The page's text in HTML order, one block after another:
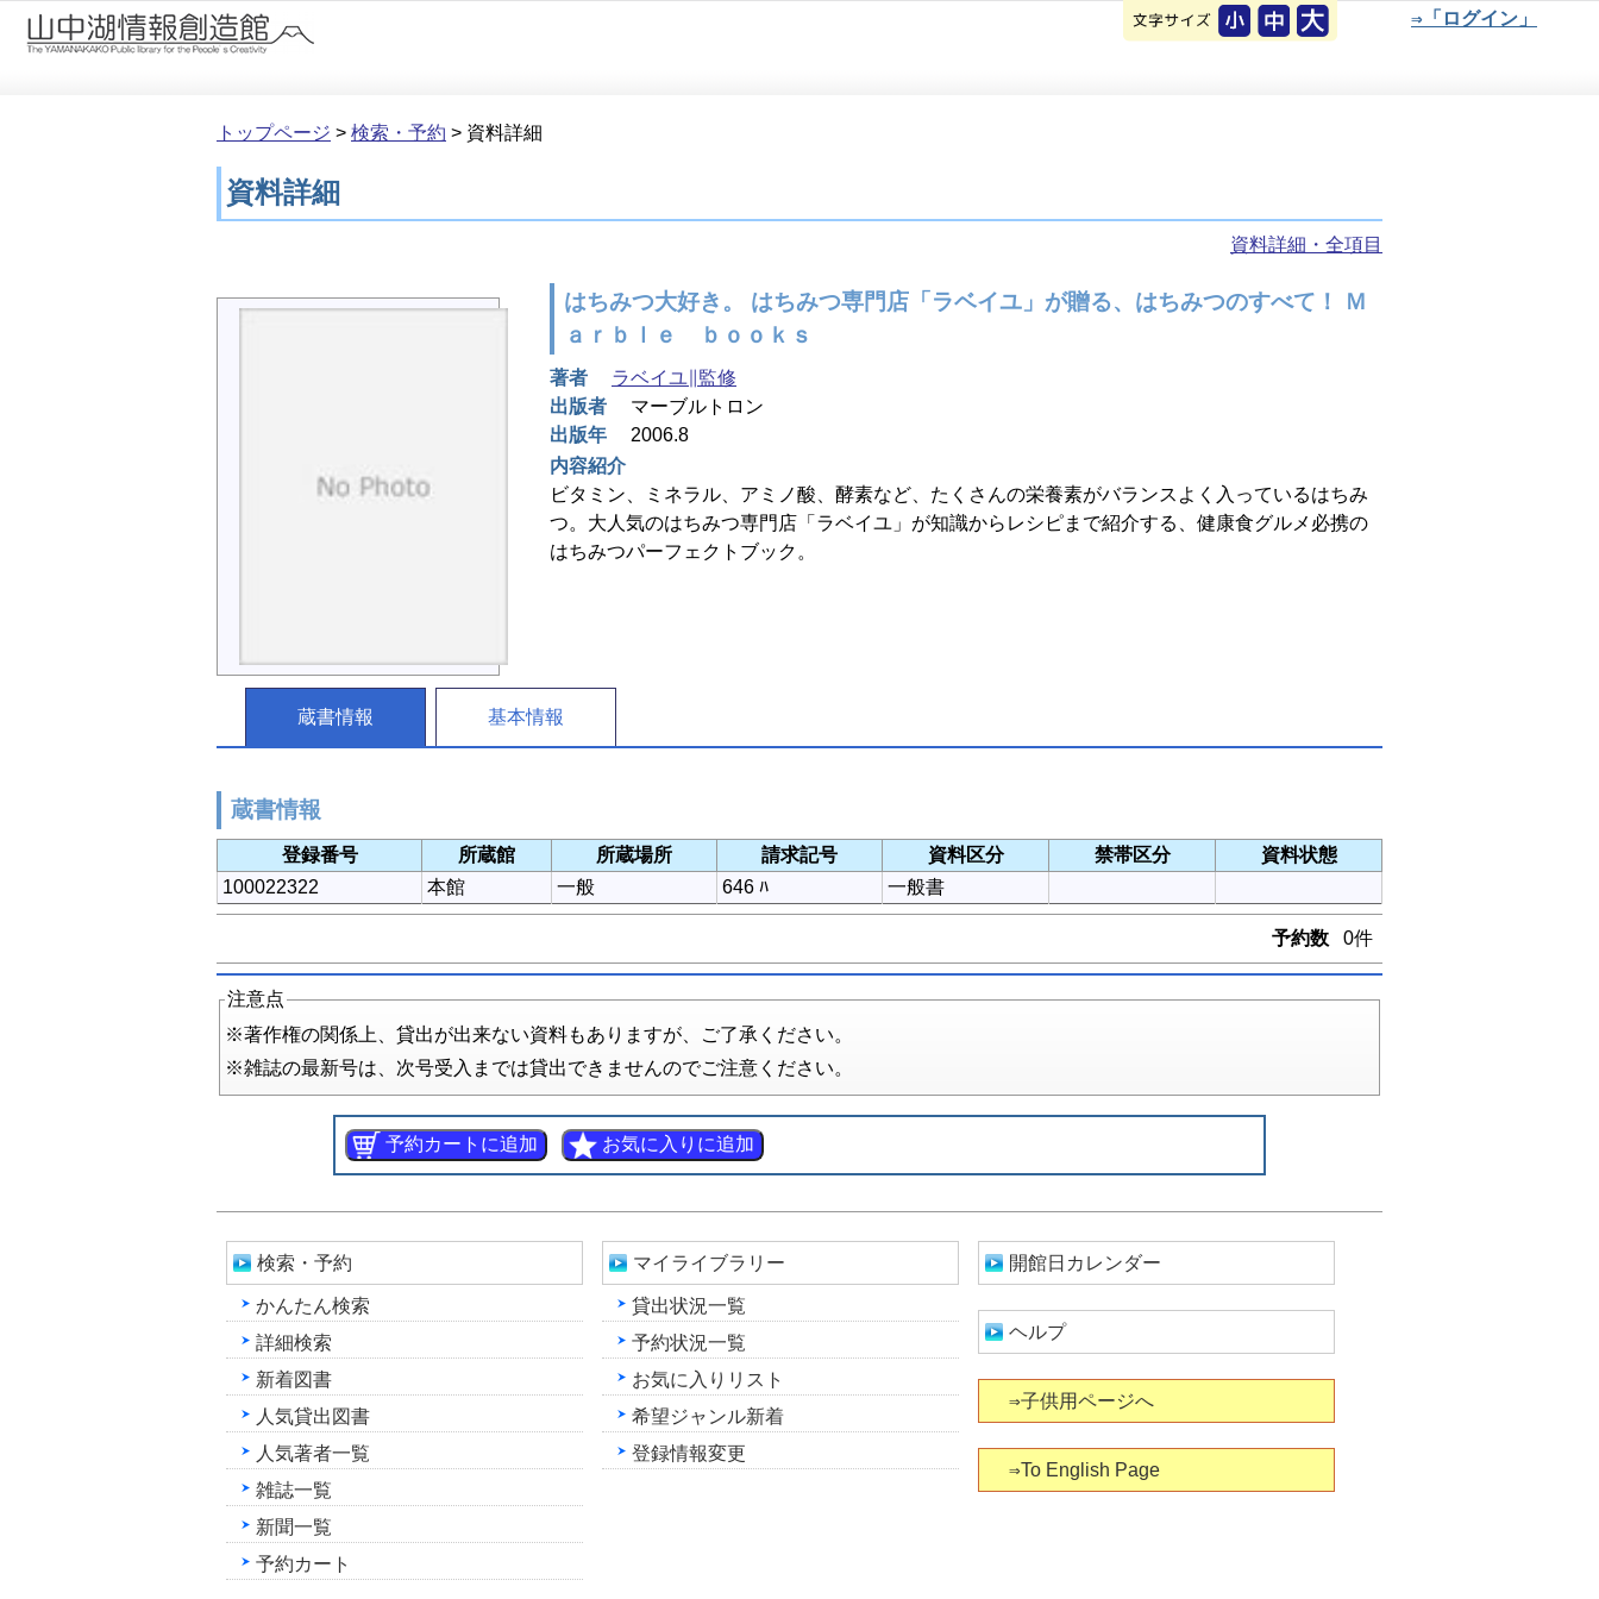
本文へ移動 ⇒「ログイン」
トップページ > 検索・予約 > 資料詳細
資料詳細
資料詳細・全項目
はちみつ大好き。 はちみつ専門店「ラベイユ」が贈る、はちみつのすべて！ Ｍ
ａｒｂｌｅ ｂｏｏｋｓ
著者
ラベイユ∥監修
出版者
マーブルトロン
出版年
2006.8
内容紹介
ビタミン、ミネラル、アミノ酸、酵素など、たくさんの栄養素がバランスよく入っているはちみ
つ。大人気のはちみつ専門店「ラベイユ」が知識からレシピまで紹介する、健康食グルメ必携の
はちみつパーフェクトブック。
蔵書情報 基本情報
蔵書情報
登録番号 所蔵館 所蔵場所 請求記号 資料区分 禁帯区分
資料状態
100022322
本館 一般 646 ﾊ 一般書
予約数 0件
注意点
※著作権の関係上、貸出が出来ない資料もありますが、ご了承ください。
※雑誌の最新号は、次号受入までは貸出できませんのでご注意ください。
検索・予約
かんたん検索
詳細検索
新着図書
人気貸出図書
人気著者一覧
雑誌一覧
新聞一覧
予約カート
マイライブラリー
貸出状況一覧
予約状況一覧
お気に入りリスト
希望ジャンル新着
登録情報変更
開館日カレンダー
ヘルプ
⇒子供用ページへ
⇒To English Page